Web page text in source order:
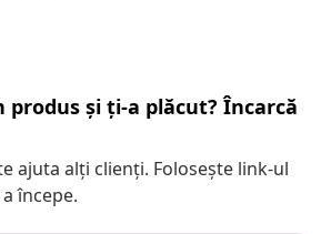
produs și ți-a plăcut? Încarcă
ajuta alți clienți. Folosește link-ul
începe.